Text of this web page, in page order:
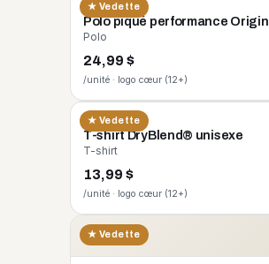
★ Vedette
CORE 365
Polo piqué performance Origin
Polo
24,99 $
/unité · logo cœur (12+)
★ Vedette
GILDAN
T-shirt DryBlend® unisexe
T-shirt
13,99 $
/unité · logo cœur (12+)
★ Vedette